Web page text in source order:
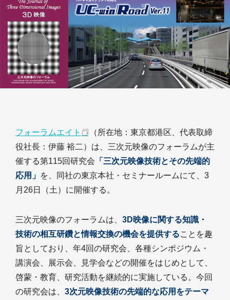
フォーラムエイト
（所在地：東京都港区、代表取締
役社長：伊藤 裕二）は、三次元映像のフォーラムが主
催する第115回研究会 「三次元映像技術とその先端的
応用」 を、同社の東京本社・セミナールームにて、3
月26日（土）に開催する。
三次元映像のフォーラムは、 3D映像に関する知識・
技術の相互研鑽と情報交換の機会を提供することを趣
旨としており、年4回の研究会、各種シンポジウム・
講演会、展示会、見学会などの開催をはじめとして、
啓蒙・教育、研究活動を継続的に実施している。今回
の研究会は、 3次元映像技術の先端的な応用をテーマ